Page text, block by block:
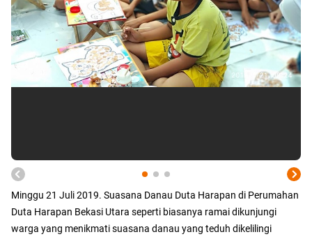
Minggu 21 Juli 2019. Suasana Danau Duta Harapan di Perumahan
Duta Harapan Bekasi Utara seperti biasanya ramai dikunjungi
warga yang menikmati suasana danau yang teduh dikelilingi